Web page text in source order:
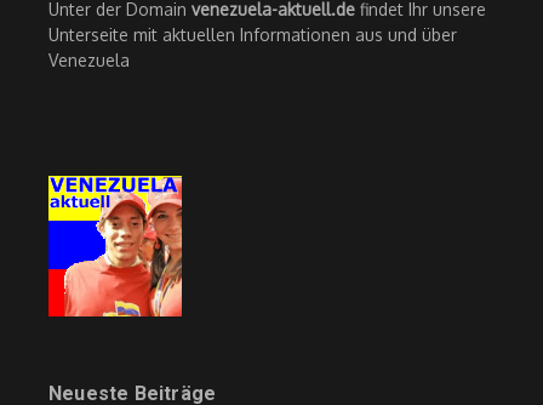
Unter der Domain venezuela-aktuell.de findet Ihr unsere
Unterseite mit aktuellen Informationen aus und über
Venezuela
Neueste Beiträge